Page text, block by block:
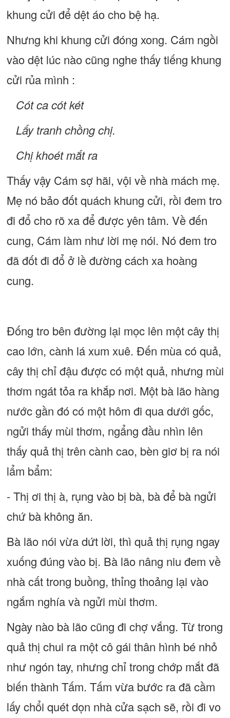
khung cửi để dệt áo cho bệ hạ.
Nhưng khi khung cửi đóng xong. Cám ngồi
vào dệt lúc nào cũng nghe thấy tiếng khung
cửi rủa mình :
Cót ca cót két
Lấy tranh chồng chị.
Chị khoét mắt ra
Thấy vậy Cám sợ hãi, vội về nhà mách mẹ.
Mẹ nó bảo đốt quách khung cửi, rồi đem tro
đi đổ cho rõ xa để được yên tâm. Về đến
cung, Cám làm như lời mẹ nói. Nó đem tro
đã đốt đi đổ ở lề đường cách xa hoàng
cung.
Đống tro bên đường lại mọc lên một cây thị
cao lớn, cành lá xum xuê. Đến mùa có quả,
cây thị chỉ đậu được có một quả, nhưng mùi
thơm ngát tỏa ra khắp nơi. Một bà lão hàng
nước gần đó có một hôm đi qua dưới gốc,
ngửi thấy mùi thơm, ngẩng đầu nhìn lên
thấy quả thị trên cành cao, bèn giơ bị ra nói
lẩm bẩm:
- Thị ơi thị à, rụng vào bị bà, bà để bà ngửi
chứ bà không ăn.
Bà lão nói vừa dứt lời, thì quả thị rụng ngay
xuống đúng vào bị. Bà lão nâng niu đem về
nhà cất trong buồng, thỉng thoảng lại vào
ngắm nghía và ngửi mùi thơm.
Ngày nào bà lão cũng đi chợ vắng. Từ trong
quả thị chui ra một cô gái thân hình bé nhỏ
như ngón tay, nhưng chỉ trong chớp mắt đã
biến thành Tấm. Tấm vừa bước ra đã cầm
lấy chổi quét dọn nhà cửa sạch sẽ, rồi đi vo